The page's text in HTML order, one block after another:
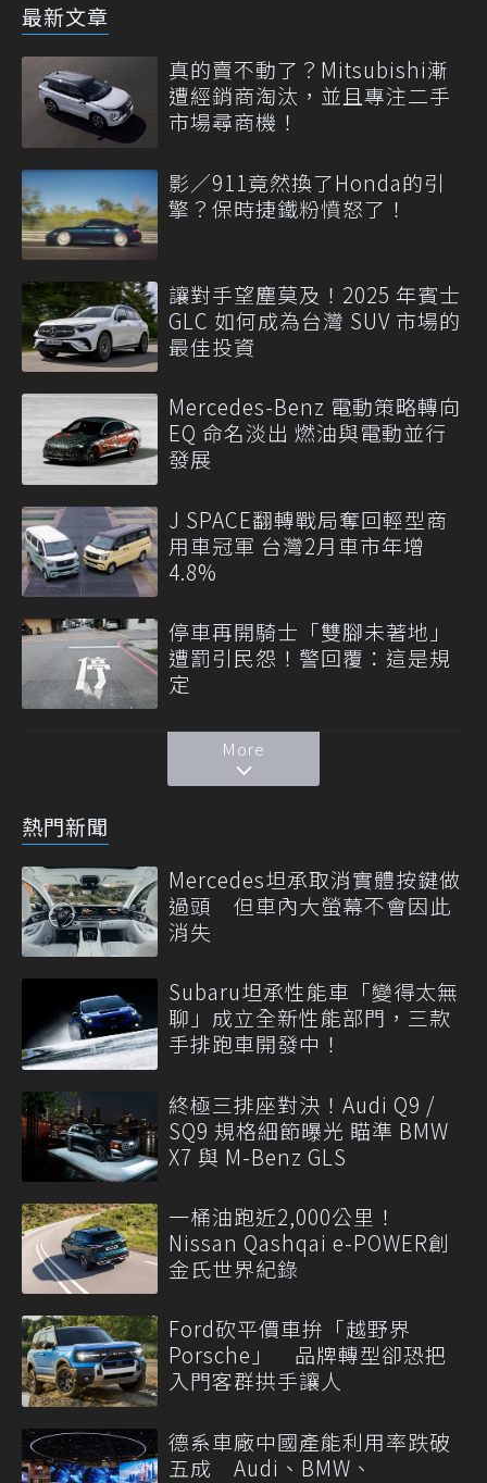
最新文章
真的賣不動了？Mitsubishi漸
遭經銷商淘汰，並且專注二手
市場尋商機！
影／911竟然換了Honda的引
擎？保時捷鐵粉憤怒了！
讓對手望塵莫及！2025 年賓士
GLC 如何成為台灣 SUV 市場的
最佳投資
Mercedes-Benz 電動策略轉向
EQ 命名淡出 燃油與電動並行
發展
J SPACE翻轉戰局奪回輕型商
用車冠軍 台灣2月車市年增
4.8%
停車再開騎士「雙腳未著地」
遭罰引民怨！警回覆：這是規
定
More
熱門新聞
Mercedes坦承取消實體按鍵做
過頭 但車內大螢幕不會因此
消失
Subaru坦承性能車「變得太無
聊」成立全新性能部門，三款
手排跑車開發中！
終極三排座對決！Audi Q9 /
SQ9 規格細節曝光 瞄準 BMW
X7 與 M-Benz GLS
一桶油跑近2,000公里！
Nissan Qashqai e-POWER創
金氏世界紀錄
Ford砍平價車拚「越野界
Porsche」 品牌轉型卻恐把
入門客群拱手讓人
德系車廠中國產能利用率跌破
五成 Audi、BMW、